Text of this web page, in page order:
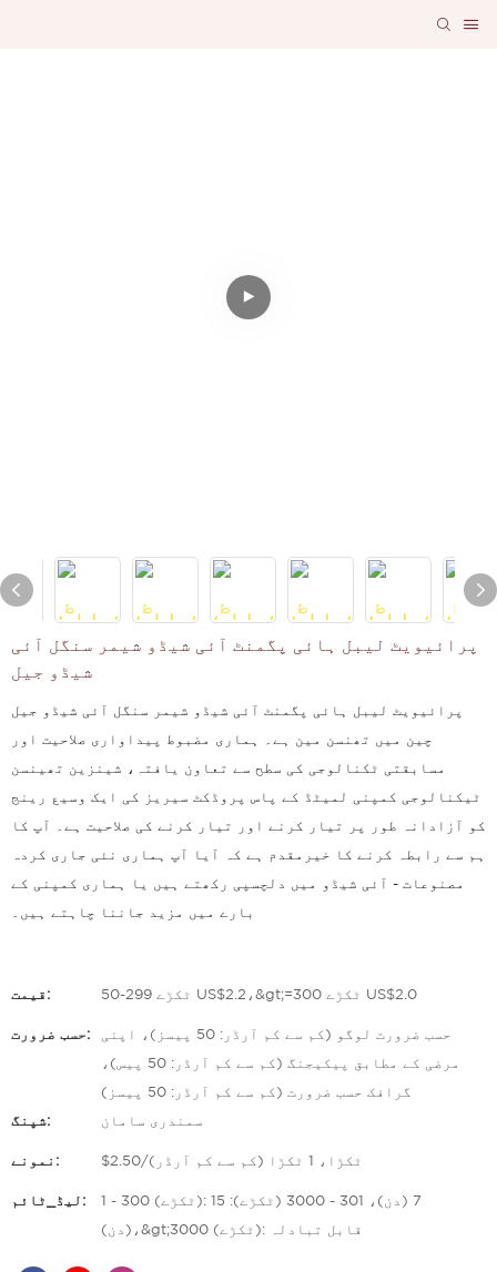
پرائیویٹ لیبل ہائی پگمنٹ آئی شیڈو شیمر سنگل آئی
شیڈو جیل
پرائیویٹ لیبل ہائی پگمنٹ آئی شیڈو شیمر سنگل آئی شیڈو جیل
چین میں تھنسن مین ہے۔ ہماری مضبوط پیداواری صلاحیت اور
مسابقتی ٹکنالوجی کی سطح سے تعاون یافتہ، شینزین تھینسن
ٹیکنالوجی کمپنی لمیٹڈ کے پاس پروڈکٹ سیریز کی ایک وسیع رینج
کو آزادانہ طور پر تیار کرنے اور تیار کرنے کی صلاحیت ہے۔ آپ کا
ہم سے رابطہ کرنے کا خیرمقدم ہے کہ آیا آپ ہماری نئی جاری کردہ
مصنوعات - آئی شیڈو میں دلچسپی رکھتے ہیں یا ہماری کمپنی کے
بارے میں مزید جاننا چاہتے ہیں۔
قیمت: 50-299 ٹکڑے US$2.2،&gt;=300 ٹکڑے US$2.0
حسب ضرورت: حسب ضرورت لوگو (کم سے کم آرڈر: 50 پیسز)، اپنی
مرضی کے مطابق پیکیجنگ (کم سے کم آرڈر: 50 پیس)،
گرافک حسب ضرورت (کم سے کم آرڈر: 50 پیسز)
شپنگ: سمندری سامان
نمونے: $2.50/ٹکڑا، 1 ٹکڑا (کم سے کم آرڈر)
لیڈ_ٹائم: 1 - 300 (ٹکڑے): 7 (دن)، 301 - 3000 (ٹکڑے): 15
(دن)،&gt;3000 (ٹکڑے): قابل تبادلہ